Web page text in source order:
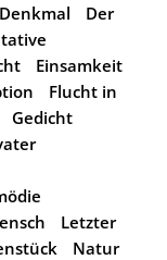
Denkmal
Der
Einsamkeit
Flucht in
Gedicht
Letzter
Natur